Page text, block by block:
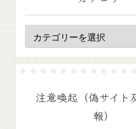
注意喚起（偽サイト
報）